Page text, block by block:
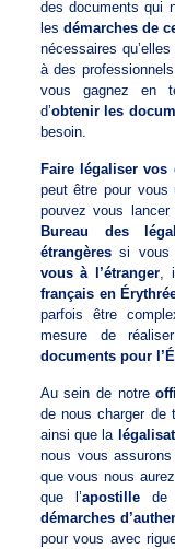
des documents qui
les démarches de
nécessaires
à des
vous gagnez en
d’obtenir les
besoin.
Faire légaliser
peut être pour
pouvez vous
Bureau des
étrangèressi vous
vous à l’étranger,
français en
parfois être
mesure de
documents pour
Au sein de notre
de nous charger de
ainsi que la
nous vous
que vous nous
que l’apostillede
démarches
pour vous avec